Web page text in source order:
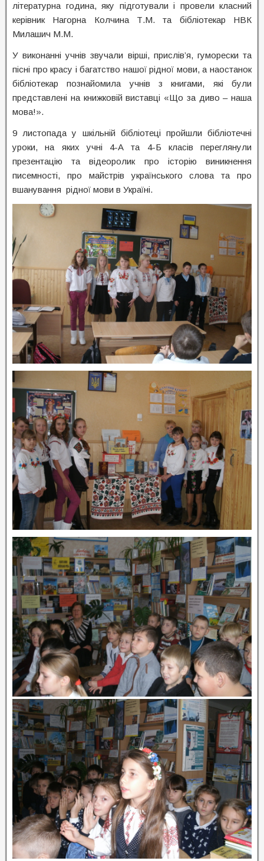
літературна година, яку підготували і провели класний
керівник Нагорна Колчина Т.М. та бібліотекар НВК
Милашич М.М.
У виконанні учнів звучали вірші, прислів’я, гуморески та
пісні про красу і багатство нашої рідної мови, а наостанок
бібліотекар познайомила учнів з книгами, які були
представлені на книжковій виставці «Що за диво – наша
мова!».
9 листопада у шкільній бібліотеці пройшли бібліотечні
уроки, на яких учні 4-А та 4-Б класів переглянули
презентацію та відеоролик про історію виникнення
писемності, про майстрів українського слова та про
вшанування рідної мови в Україні.